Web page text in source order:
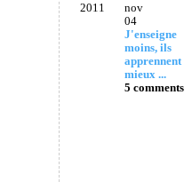
2011
nov
04
J'enseigne
moins, ils
apprennent
mieux ...
5 comments